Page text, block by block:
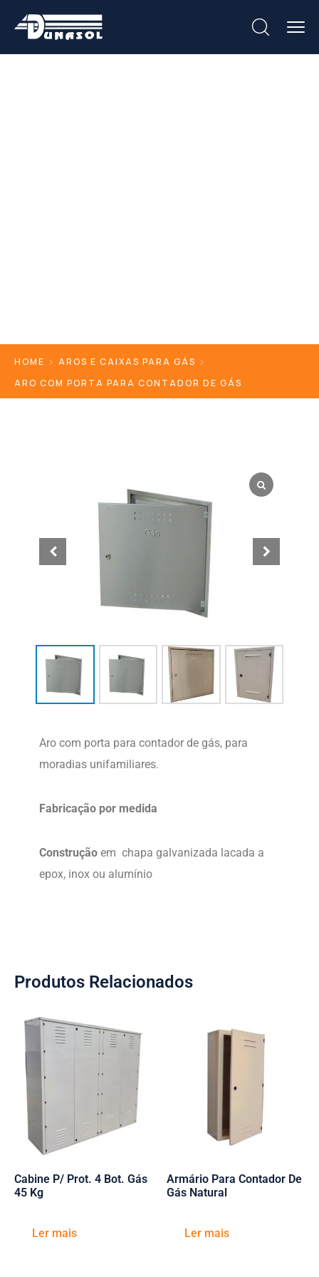
HOME
AROS E CAIXAS PARA GÁS
ARO COM PORTA PARA CONTADOR DE GÁS
Aro com porta para contador de gás, para
moradias unifamiliares.
Fabricação por medida
Construção em chapa galvanizada lacada a
epox, inox ou alumínio
Produtos Relacionados
Cabine P/ Prot. 4 Bot. Gás
45 Kg
Ler mais
Armário Para Contador De
Gás Natural
Ler mais